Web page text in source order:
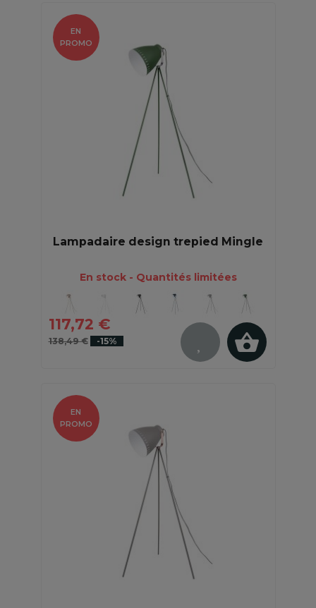
Lampadaire design trepied Mingle
En stock - Quantités limitées
117,72 €
138,49 € -15%
EN
PROMO
EN
PROMO